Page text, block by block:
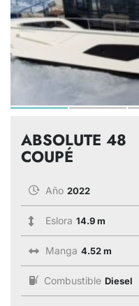
ABSOLUTE 48
COUPÉ
Año 2022
Eslora 14.9 m
Manga 4.52 m
Combustible Diesel